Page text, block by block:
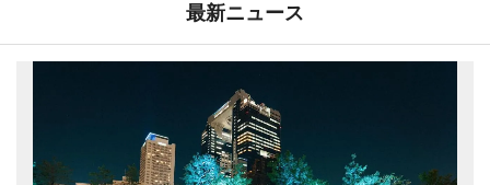
最新ニュース